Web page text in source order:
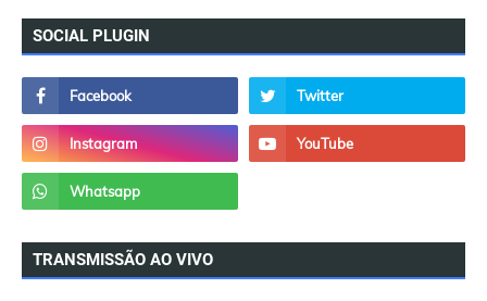
SOCIAL PLUGIN
TRANSMISSÃO AO VIVO